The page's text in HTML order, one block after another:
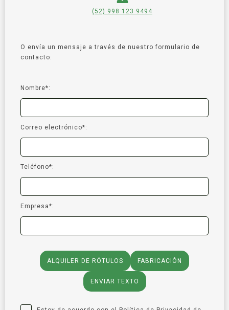
(52) 998 123 9494
O envía un mensaje a través de nuestro formulario de
contacto:
Nombre*:
Correo electrónico*:
Teléfono*:
Empresa*:
ALQUILER DE RÓTULOS FABRICACIÓN
ENVIAR TEXTO